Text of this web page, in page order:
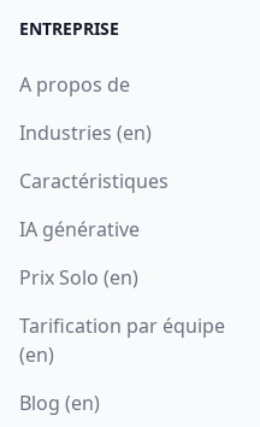
ENTREPRISE
A propos de
Industries (en)
Caractéristiques
IA générative
Prix Solo (en)
Tarification par équipe
(en)
Blog (en)